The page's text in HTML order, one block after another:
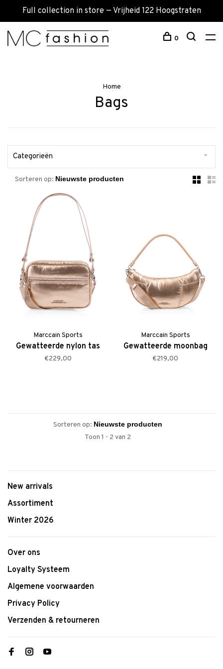
Full collection in store — Vrijheid 122 Hoogstraten
0
Home
Bags
Categorieën
Sorteren op:
Marccain Sports
Gewatteerde nylon tas
€229,00
Marccain Sports
Gewatteerde moonbag
€219,00
Sorteren op:
Toon 1 - 2 van 2
New arrivals
Assortiment
Winter 2026
Over ons
Loyalty Systeem
Algemene voorwaarden
Privacy Policy
Verzenden & retourneren